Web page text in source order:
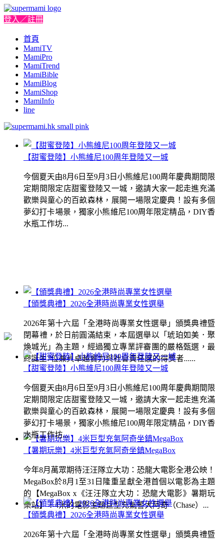
登入／註冊
首頁
MamiTV
MamiPro
MamiTrend
MamiBible
MamiBlog
MamiShop
MamiInfo
line
【甜蜜登陸】小熊維尼100周年登陸又一城
今個夏天由8月6日至9月3日小熊維尼100周年慶典期間限
定期間限定店甜蜜登陸又一城，邀請大家一起走進充滿
歡樂與童心的百畝森林，展開一場限定慶典！設有多個
夢幻打卡場景，獨家小熊維尼100周年限定精品，DIY香
水瓶工作坊...
【頒獎典禮】2026全港時尚專業女性選舉
2026年第十六屆「全港時尚專業女性選舉」頒獎典禮暨
閉幕禮，於日前圓滿結束，本屆選舉以「琥珀如美．聚
煥城光」為主題，經過獨立專業評審團的嚴格甄選，最
終誕生7位兼具卓越實力與社會責任感的得獎者......
【暑期玩樂】4米巨型充氣阿奇坐鎮MegaBox
今年8月萬眾期待汪汪隊立大功：恐龍大電影全港公映！
MegaBox於8月1至31日隆重呈獻全港首個以電影為主題
的【MegaBox x《汪汪隊立大功：恐龍大電影》暑期玩
樂站】！4米的電影主題巨型充氣警犬阿奇（Chase）...
【甜蜜登陸】小熊維尼100周年登陸又一城
今個夏天由8月6日至9月3日小熊維尼100周年慶典期間限
定期間限定店甜蜜登陸又一城，邀請大家一起走進充滿
歡樂與童心的百畝森林，展開一場限定慶典！設有多個
夢幻打卡場景，獨家小熊維尼100周年限定精品，DIY香
水瓶工作坊...
【頒獎典禮】2026全港時尚專業女性選舉
2026年第十六屆「全港時尚專業女性選舉」頒獎典禮暨